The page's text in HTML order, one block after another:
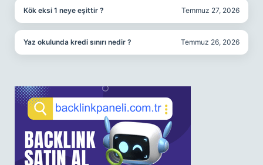
Kök eksi 1 neye eşittir ? Temmuz 27, 2026
Yaz okulunda kredi sınırı nedir ? Temmuz 26, 2026